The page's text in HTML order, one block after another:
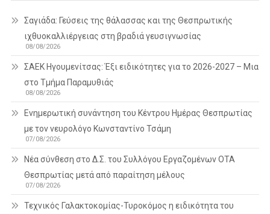
Σαγιάδα: Γεύσεις της θάλασσας και της Θεσπρωτικής
ιχθυοκαλλιέργειας στη βραδιά γευσιγνωσίας
08/08/2026
ΣΑΕΚ Ηγουμενίτσας: Έξι ειδικότητες για το 2026-2027 – Μια
στο Τμήμα Παραμυθιάς
08/08/2026
Ενημερωτική συνάντηση του Κέντρου Ημέρας Θεσπρωτίας
με τον νευρολόγο Κωνσταντίνο Τσάμη
07/08/2026
Νέα σύνθεση στο Δ.Σ. του Συλλόγου Εργαζομένων ΟΤΑ
Θεσπρωτίας μετά από παραίτηση μέλους
07/08/2026
Τεχνικός Γαλακτοκομίας-Τυροκόμος η ειδικότητα του